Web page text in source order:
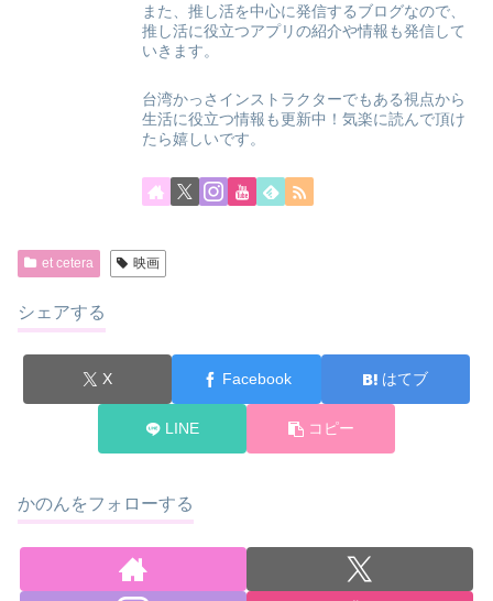
また、推し活を中心に発信するブログなので、
推し活に役立つアプリの紹介や情報も発信して
いきます。
台湾かっさインストラクターでもある視点から
生活に役立つ情報も更新中！気楽に読んで頂け
たら嬉しいです。
et cetera 映画
シェアする
X Facebook はてブ
LINE コピー
かのんをフォローする